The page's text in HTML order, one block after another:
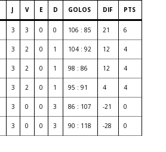
J V E D GOLOS DIF PTS
3 3 0 0 106 : 85 21 6
3 2 0 1 104 : 92 12 4
3 2 0 1 98 : 86 12 4
3 2 0 1 95 : 91 4 4
3 0 0 3 86 : 107 -21 0
3 0 0 3 90 : 118 -28 0